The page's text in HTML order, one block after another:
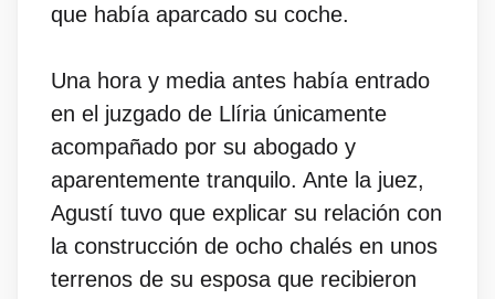
que había aparcado su coche.
Una hora y media antes había entrado
en el juzgado de Llíria únicamente
acompañado por su abogado y
aparentemente tranquilo. Ante la juez,
Agustí tuvo que explicar su relación con
la construcción de ocho chalés en unos
terrenos de su esposa que recibieron